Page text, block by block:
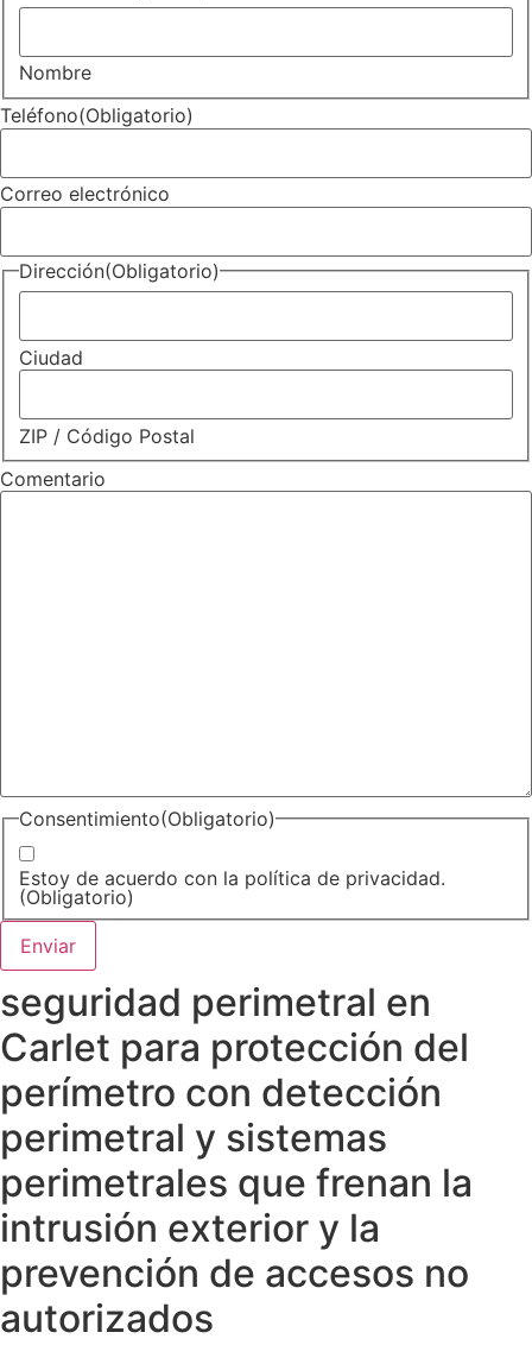
Nombre
Teléfono(Obligatorio)
Correo electrónico
Dirección(Obligatorio)
Ciudad
ZIP / Código Postal
Comentario
Consentimiento(Obligatorio)
Estoy de acuerdo con la política de privacidad.
(Obligatorio)
seguridad perimetral en
Carlet para protección del
perímetro con detección
perimetral y sistemas
perimetrales que frenan la
intrusión exterior y la
prevención de accesos no
autorizados